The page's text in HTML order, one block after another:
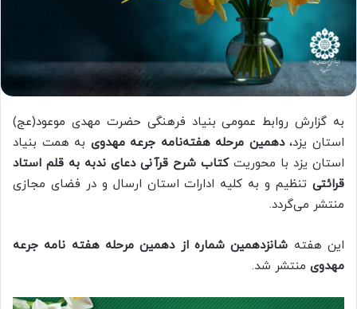
به گزارش روابط عمومی بنیاد فرهنگی حضرت مهدی موعود(عج)
استان یزد،دهمین مرحله هفته‌نامه جرعه مهدوی به همت بنیاد
استان یزد با محوریتکتاب شرح قرآنی دعای ندبه به قلم استاد
قرائتی تنظیم و به کلیه ادارات استان ارسال و در فضای مجازی
منتشر می‌گردد.
این هفته شانزدهمین شماره از دهمین مرحله هفته نامه جرعه
مهدوی منتشر شد.